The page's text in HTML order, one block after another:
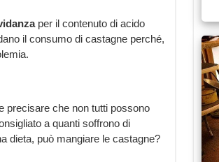
per il contenuto di acido
il consumo di castagne perché,
precisare che non tutti possono
a quanti soffrono di
dieta, può mangiare le castagne?